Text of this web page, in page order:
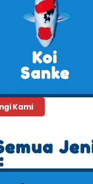
Koi
Sanke
Kami